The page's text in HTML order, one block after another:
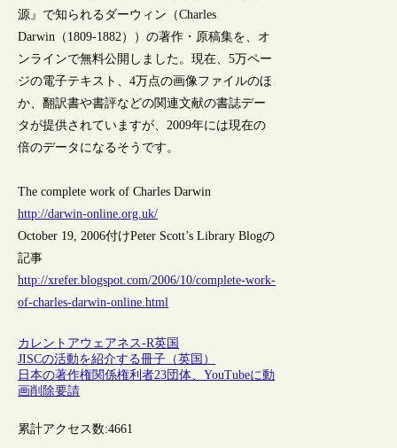
源』で知られるダーウィン（Charles
Darwin（1809-1882））の著作・原稿集を、オ
ンラインで無料公開しました。現在、5万ペー
ジの電子テキスト、4万点の画像ファイルのほ
か、翻訳書や書評などの関連文献の書誌デー
タが提供されていますが、2009年には現在の
倍のデータになるそうです。
The complete work of Charles Darwin
http://darwin-online.org.uk/
October 19, 2006付けPeter Scott’s Library Blogの
記事
http://xrefer.blogspot.com/2006/10/complete-work-
of-charles-darwin-online.html
カレントアウェアネス-R英国
JISCの活動を紹介する冊子（英国）
日本の著作権関係権利者23団体、YouTubeに動
画削除要請
累計アクセス数:4661